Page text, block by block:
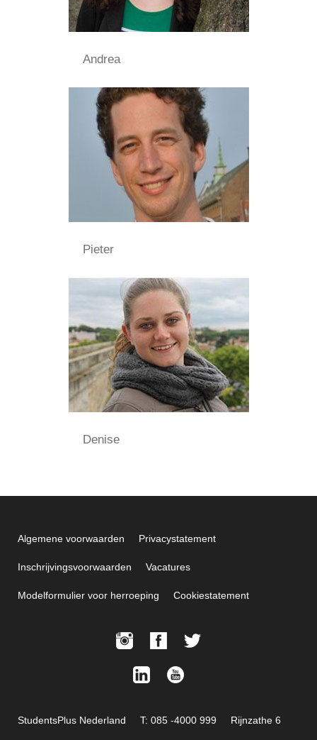
Andrea
Pieter
Denise
Algemene voorwaarden Privacystatement
Inschrijvingsvoorwaarden Vacatures
Modelformulier voor herroeping Cookiestatement
StudentsPlus Nederland T: 085 -4000 999 Rijnzathe 6